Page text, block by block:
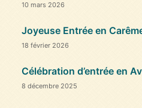
10 mars 2026
Joyeuse Entrée en
18 février 2026
Célébration d’entrée en
8 décembre 2025